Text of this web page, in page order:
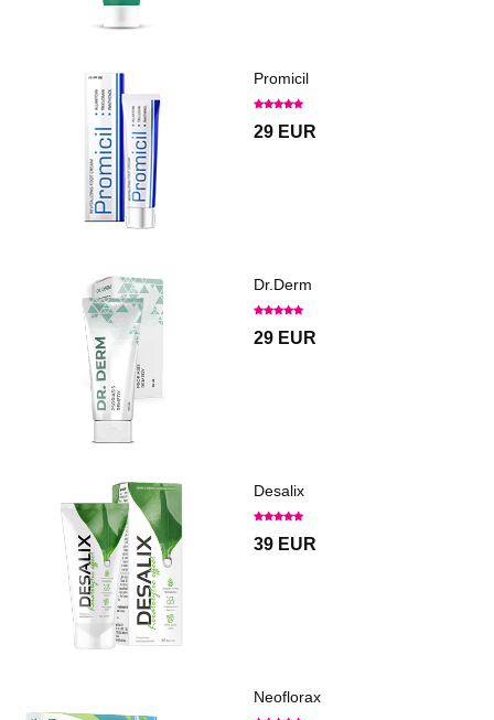
Promicil
29 EUR
Dr.Derm
29 EUR
Desalix
39 EUR
Neoflorax